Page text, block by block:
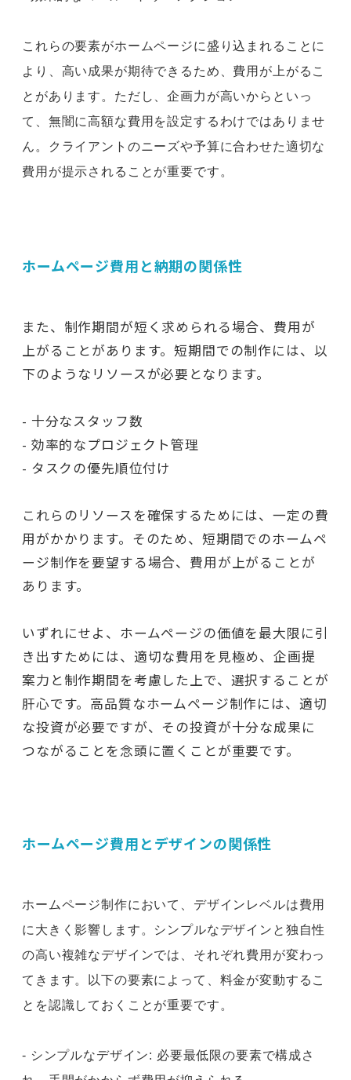
これらの要素がホームページに盛り込まれることに
より、高い成果が期待できるため、費用が上がるこ
とがあります。ただし、企画力が高いからといっ
て、無闇に高額な費用を設定するわけではありませ
ん。クライアントのニーズや予算に合わせた適切な
費用が提示されることが重要です。
ホームページ費用と納期の関係性
また、制作期間が短く求められる場合、費用が
上がることがあります。短期間での制作には、以
下のようなリソースが必要となります。
- 十分なスタッフ数
- 効率的なプロジェクト管理
- タスクの優先順位付け
これらのリソースを確保するためには、一定の費
用がかかります。そのため、短期間でのホームペ
ージ制作を要望する場合、費用が上がることが
あります。
いずれにせよ、ホームページの価値を最大限に引
き出すためには、適切な費用を見極め、企画提
案力と制作期間を考慮した上で、選択することが
肝心です。高品質なホームページ制作には、適切
な投資が必要ですが、その投資が十分な成果に
つながることを念頭に置くことが重要です。
ホームページ費用とデザインの関係性
ホームページ制作において、デザインレベルは費用
に大きく影響します。シンプルなデザインと独自性
の高い複雑なデザインでは、それぞれ費用が変わっ
てきます。以下の要素によって、料金が変動するこ
とを認識しておくことが重要です。
- シンプルなデザイン: 必要最低限の要素で構成さ